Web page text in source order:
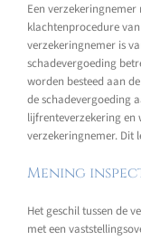
Een
klachtenprocedure
verzekeringnemer is
schadevergoeding
worden besteed aan
de schadevergoeding
lijfrenteverzekering en
verzekeringnemer. Dit
Mening
Het geschil tussen de
met een